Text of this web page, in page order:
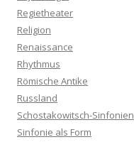
Regietheater
Religion
Renaissance
Rhythmus
Römische Antike
Russland
Schostakowitsch-Sinfonien
Sinfonie als Form